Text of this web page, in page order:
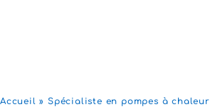
Accueil »Spécialiste en pompes à chaleur